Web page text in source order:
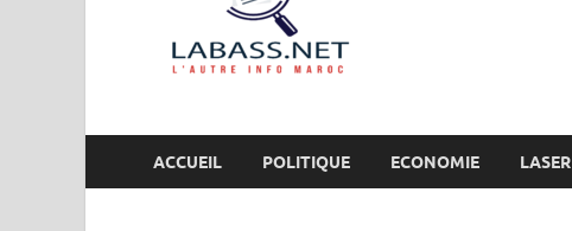
ACCUEIL POLITIQUE ECONOMIE LASER